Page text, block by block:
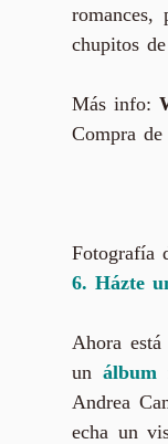
chupitos
Más info:
Compra de
Fotografía
6. Házte
Ahora
unálbum
Andrea
echa un